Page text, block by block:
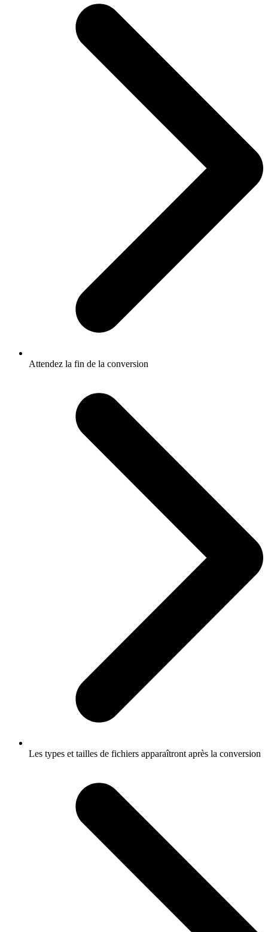
Attendez la fin de la conversion
Les types et tailles de fichiers apparaîtront après la conversion